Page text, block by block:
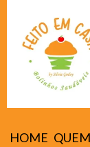
HOME